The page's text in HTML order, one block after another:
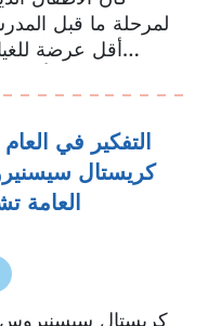
لمرحلة ما قبل
الخامس، وفقًا للبحث الذي تم تجميعه في...
التفكير في
كريستال
العامة
كريستال